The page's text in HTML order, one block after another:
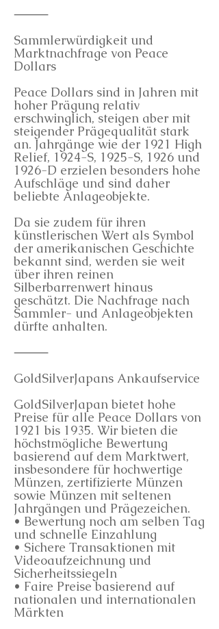
⸻
Sammlerwürdigkeit und
Marktnachfrage von Peace
Dollars
Peace Dollars sind in Jahren mit
hoher Prägung relativ
erschwinglich, steigen aber mit
steigender Prägequalität stark
an. Jahrgänge wie der 1921 High
Relief, 1924-S, 1925-S, 1926 und
1926-D erzielen besonders hohe
Aufschläge und sind daher
beliebte Anlageobjekte.
Da sie zudem für ihren
künstlerischen Wert als Symbol
der amerikanischen Geschichte
bekannt sind, werden sie weit
über ihren reinen
Silberbarrenwert hinaus
geschätzt. Die Nachfrage nach
Sammler- und Anlageobjekten
dürfte anhalten.
⸻
GoldSilverJapans Ankaufservice
GoldSilverJapan bietet hohe
Preise für alle Peace Dollars von
1921 bis 1935. Wir bieten die
höchstmögliche Bewertung
basierend auf dem Marktwert,
insbesondere für hochwertige
Münzen, zertifizierte Münzen
sowie Münzen mit seltenen
Jahrgängen und Prägezeichen.
• Bewertung noch am selben Tag
und schnelle Einzahlung
• Sichere Transaktionen mit
Videoaufzeichnung und
Sicherheitssiegeln
• Faire Preise basierend auf
nationalen und internationalen
Märkten